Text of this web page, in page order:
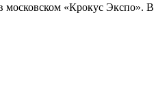
московском «Крокус Экспо».